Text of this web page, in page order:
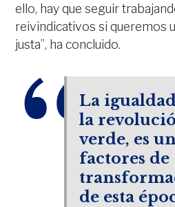
ello, hay que seguir
reivindicativos si queremos
justa”, ha concluido.
La
la
verde, es
factores de
de esta